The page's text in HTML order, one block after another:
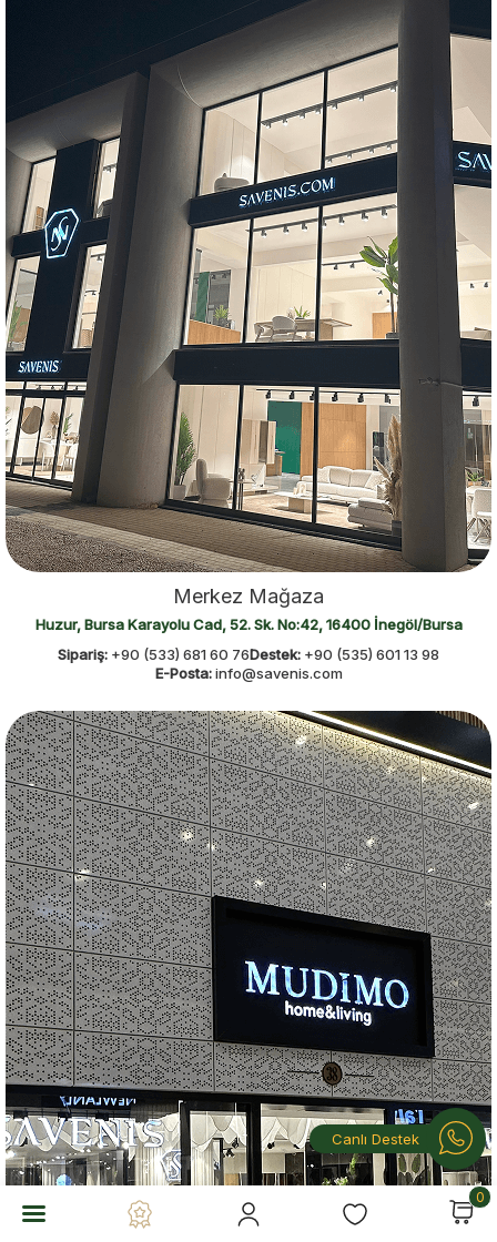
Canlı Destek
0
Berjer İndirimi Başladı
Gerçek Ahşap
Net %15 İndirim
Kampanya Stoklarla
Sınırlıdır.
Alışverişe Başla
Merkez Mağaza
Huzur, Bursa Karayolu Cad, 52. Sk. No:42, 16400 İnegöl/Bursa
Sipariş: +90 (533) 681 60 76Destek: +90 (535) 601 13 98
E-Posta:info@savenis.com